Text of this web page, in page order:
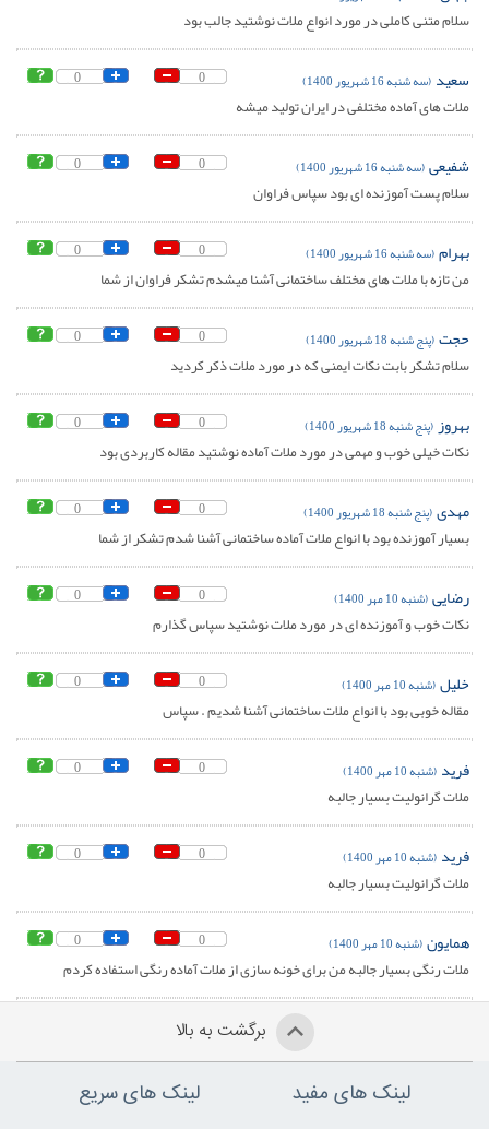
سلام متنی کاملی در مورد انواع ملات نوشتید جالب بود
0 0 سعید (سه شنبه 16 شهریور 1400)
ملات های آماده مختلفی در ایران تولید میشه
0 0 شفیعی(سه شنبه 16 شهریور 1400)
سلام پست آموزنده ای بود سپاس فراوان
0 0 بهرام(سه شنبه 16 شهریور 1400)
من تازه با ملات های مختلف ساختمانی آشنا میشدم تشکر فراوان از شما
0 0 حجت(پنج شنبه 18 شهریور 1400)
سلام تشکر بابت نکات ایمنی که در مورد ملات ذکر کردید
0 0 بهروز(پنج شنبه 18 شهریور 1400)
نکات خیلی خوب و مهمی در مورد ملات آماده نوشتید مقاله کاربردی بود
0 0 مهدی(پنج شنبه 18 شهریور 1400)
بسیار آموزنده بود با انواع ملات آماده ساختمانی آشنا شدم تشکر از شما
0 0 رضایی(شنبه 10 مهر 1400)
نکات خوب و آموزنده ای در مورد ملات نوشتید سپاس گذارم
0 0 خلیل(شنبه 10 مهر 1400)
مقاله خوبی بود با انواع ملات ساختمانی آشنا شدیم . سپاس
0 0 فرید (شنبه 10 مهر 1400)
ملات گرانولیت بسیار جالبه
0 0 فرید (شنبه 10 مهر 1400)
ملات گرانولیت بسیار جالبه
0 0 همایون(شنبه 10 مهر 1400)
ملات رنگی بسیار جالبه من برای خونه سازی از ملات آماده رنگی استفاده کردم
برگشت به بالا
لینک های مفید لینک های سریع